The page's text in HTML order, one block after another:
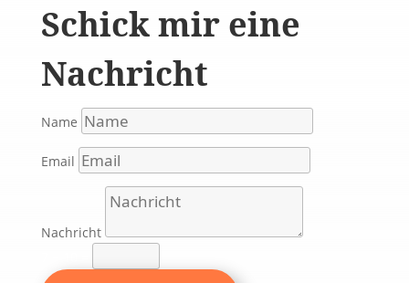
Schick mir eine
Nachricht
Name
Email
Nachricht